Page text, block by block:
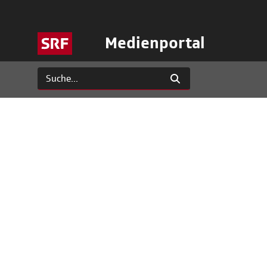
Medienportal